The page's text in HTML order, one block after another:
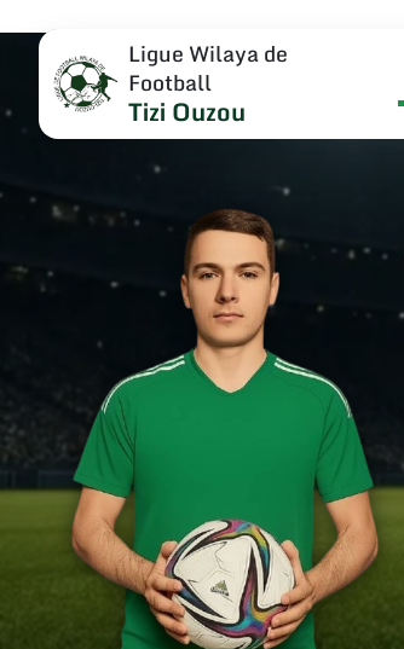
Ligue Wilaya de
Football
Tizi Ouzou